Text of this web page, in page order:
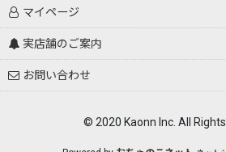
マイページ
実店舗のご案内
お問い合わせ
© 2020 Kaonn Inc. All Rights